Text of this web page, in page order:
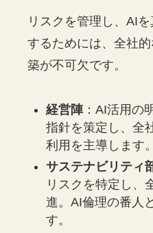
リスクを管理し、AI
するためには、全社
築が不可欠です。
経営陣：AI活用の
指針を策定し、全
利用を主導します。
サステナビリティ
リスクを特定し、
進。AI倫理の番人
す。